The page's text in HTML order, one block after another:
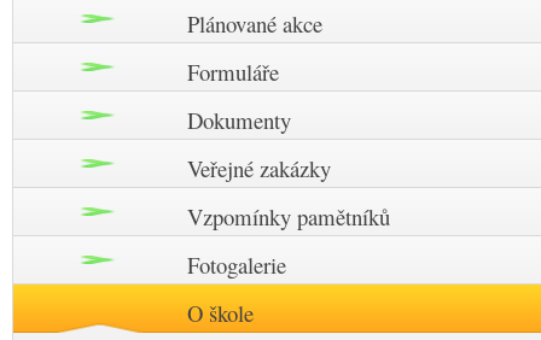
Plánované akce
Formuláře
Dokumenty
Veřejné zakázky
Vzpomínky pamětníků
Fotogalerie
O škole